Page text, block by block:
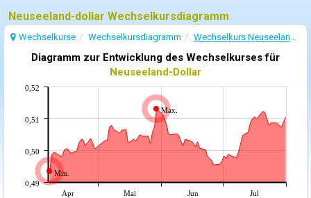
Neuseeland-dollar Wechselkursdiagramm
Wechselkurse Wechselkursdiagramm Wechselkurs Neuseeland-Dollar
Diagramm zur Entwicklung des Wechselkurses für
Neuseeland-Dollar
Min.
Max.
Apr Mai Jun Jul
0,49
0,50
0,51
0,52